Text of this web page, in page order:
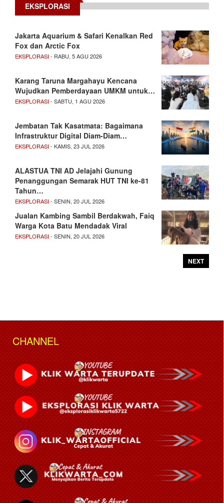
EKSPLORASI
Jakarta Aquarium & Safari Kenalkan Red
Fox dan Arctic Fox
EKSPLORASI- RABU, 5 AGU 2026
Karang Taruna Margahayu Kencana
Wujudkan Pemberdayaan UMKM untuk…
EKSPLORASI- SABTU, 1 AGU 2026
Jembatan Tak Kasatmata: Bagaimana
Infrastruktur Digital Diam-Diam…
EKSPLORASI- KAMIS, 23 JUL 2026
ALASTUA TNI AD Jelajahi Gunung
Penanggungan Semarak HUT TNI ke-81
Tahun…
EKSPLORASI- SENIN, 20 JUL 2026
Jualan Kambing Sambil Berdakwah, Faiq
Warga Kota Batu Mendadak Viral
EKSPLORASI- SENIN, 20 JUL 2026
NEXT
CHANNEL